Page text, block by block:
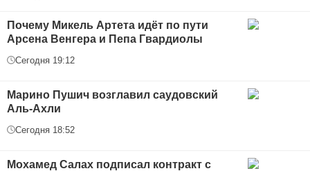
Почему Микель Артета идёт по пути
Арсена Венгера и Пепа Гвардиолы
Сегодня 19:12
Марино Пушич возглавил саудовский
Аль-Ахли
Сегодня 18:52
Мохамед Салах подписал контракт с